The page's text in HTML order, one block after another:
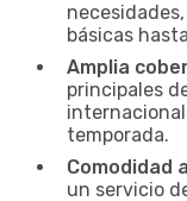
básicas
Amplia
principales
temporada.
Comodidad
un servicio